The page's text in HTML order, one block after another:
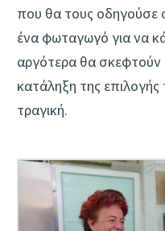
που θα τους
ένα φωταγωγό για να
αργότερα θα σκεφτούν
κατάληξη της
τραγική.